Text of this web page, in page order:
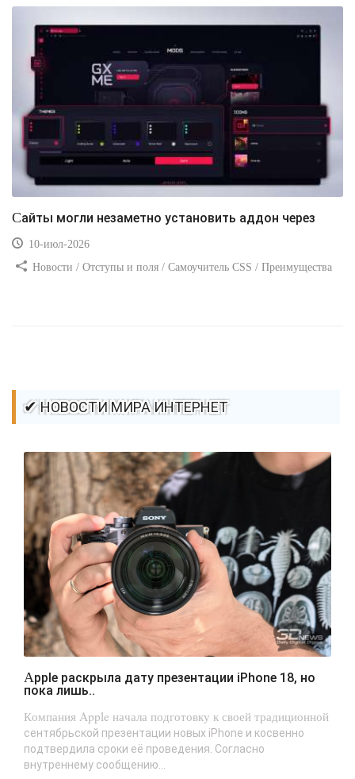
Сайты могли незаметно установить аддон через
10-июл-2026
Новости / Отступы и поля / Самоучитель CSS / Преимущества
✔ НОВОСТИ МИРА ИНТЕРНЕТ
Apple раскрыла дату презентации iPhone 18, но
пока лишь..
Компания Apple начала подготовку к своей традиционной
сентябрьской презентации новых iPhone и косвенно
подтвердила сроки её проведения. Согласно
внутреннему сообщению...